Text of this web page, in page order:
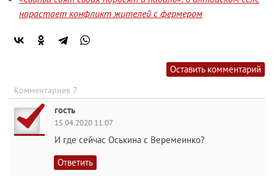
нарастает конфликт жителей с фермером
Оставить комментарий
Комментариев 7
гость
15.04.2020 11:07
И где сейчас Оськина с Веремеинко?
Ответить